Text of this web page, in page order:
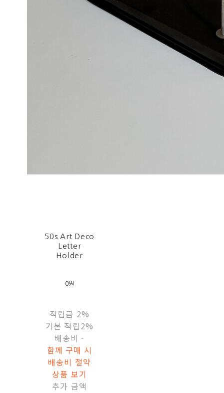
50s Art Deco
Letter
Holder
0원
적립금 2%
기본 적립2%
배송비 -
함께 구매 시
배송비 절약
상품 보기
추가 금액